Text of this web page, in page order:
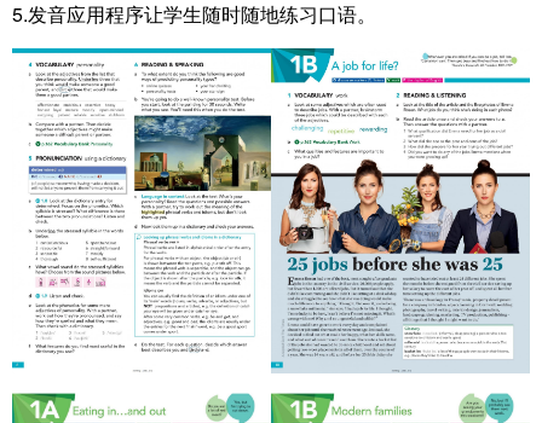
5.发音应用程序让学生随时随地练习口语。